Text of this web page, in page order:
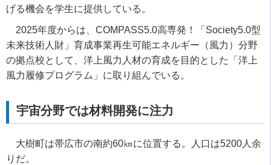
げる機会を学生に提供している。
2025年度からは、 COMPASS5.0高専発！「 Society5.0型
未来技術人財」育成事業再生可能エネルギー（風力）分野
の拠点校として、洋上風力人材の育成を目的とした「洋上
風力履修プログラム」に取り組んでいる。
宇宙分野では材料開発に注力
大樹町は帯広市の南約60㎞に位置する。人口は5200 人余
りだ。